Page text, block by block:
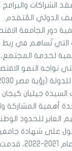
الشراكات
الدولي المُتقدم.
دور الجامعة
التي تُساهم في ربط
لخدمة
تواجه النمو
(رؤية مصر 2030).
جيليان كيجان
أهمية المشاركة
العابر للحدود
على شهادة